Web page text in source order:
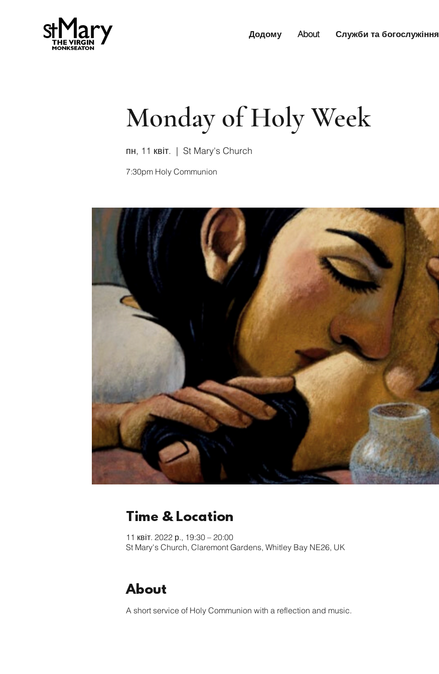
Додому About Служби та богослужіння
Monday of Holy Week
пн, 11 квіт.
  |
St Mary's Church
7:30pm Holy Communion
Time & Location
11 квіт. 2022 р., 19:30 – 20:00
St Mary's Church, Claremont Gardens, Whitley Bay NE26, UK
About
A short service of Holy Communion with a reflection and music.